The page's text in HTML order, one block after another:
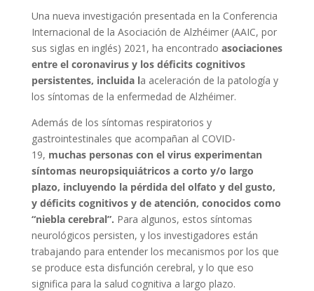
Una nueva investigación presentada en la Conferencia
Internacional de la Asociación de Alzhéimer (AAIC, por
sus siglas en inglés) 2021, ha encontrado asociaciones
entre el coronavirus y los déficits cognitivos
persistentes, incluida la aceleración de la patología y
los síntomas de la enfermedad de Alzhéimer.
Además de los síntomas respiratorios y
gastrointestinales que acompañan al COVID-
19, muchas personas con el virus experimentan
síntomas neuropsiquiátricos a corto y/o largo
plazo, incluyendo la pérdida del olfato y del gusto,
y déficits cognitivos y de atención, conocidos como
“niebla cerebral”. Para algunos, estos síntomas
neurológicos persisten, y los investigadores están
trabajando para entender los mecanismos por los que
se produce esta disfunción cerebral, y lo que eso
significa para la salud cognitiva a largo plazo.